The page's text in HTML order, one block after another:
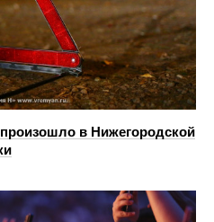
в Нижегородской